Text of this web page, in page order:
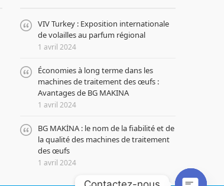
VIV Turkey : Exposition internationale
de volailles au parfum régional
1 avril 2024
Économies à long terme dans les
machines de traitement des œufs :
Avantages de BG MAKINA
1 avril 2024
BG MAKİNA : le nom de la fiabilité et de
la qualité des machines de traitement
des œufs
1 avril 2024